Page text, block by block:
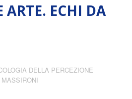
ARTE. ECHI DA
DELLA PERCEZIONE